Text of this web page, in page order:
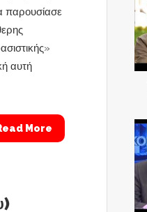
παρουσίασε
αυτή
More